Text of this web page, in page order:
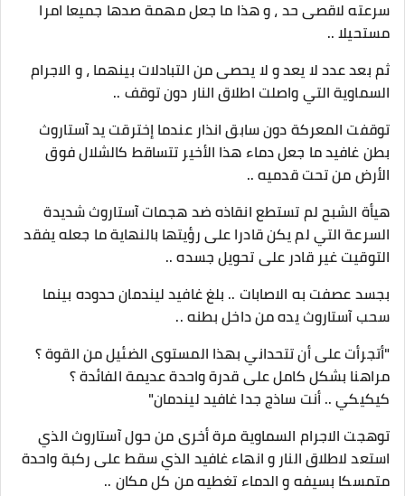
سرعته لاقصى حد ، و هذا ما جعل مهمة صدها جميعا امرا
مستحيلا ..
ثم بعد عدد لا يعد و لا يحصى من التبادلات بينهما ، و الاجرام
السماوية التي واصلت اطلاق النار دون توقف ..
توقفت المعركة دون سابق انذار عندما إخترقت يد آستاروث
بطن غافيد ما جعل دماء هذا الأخير تتساقط كالشلال فوق
الأرض من تحت قدميه ..
هيأة الشبح لم تستطع انقاذه ضد هجمات آستاروث شديدة
السرعة التي لم يكن قادرا على رؤيتها بالنهاية ما جعله يفقد
التوقيت غير قادر على تحويل جسده ..
بجسد عصفت به الاصابات .. بلغ غافيد ليندمان حدوده بينما
سحب آستاروث يده من داخل بطنه ..
"أتجرأت على أن تتحداني بهذا المستوى الضئيل من القوة ؟
مراهنا بشكل كامل على قدرة واحدة عديمة الفائدة ؟
كيكيكي .. أنت ساذج جدا غافيد ليندمان"
توهجت الاجرام السماوية مرة أخرى من حول آستاروث الذي
استعد لاطلاق النار و انهاء غافيد الذي سقط على ركبة واحدة
متمسكا بسيفه و الدماء تغطيه من كل مكان ..